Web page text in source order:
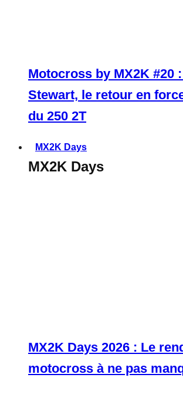
Motocross by MX2K #20
Stewart, le retour en
du 250 2T
MX2K Days
MX2K Days
MX2K Days 2026 : Le
motocross à ne pas